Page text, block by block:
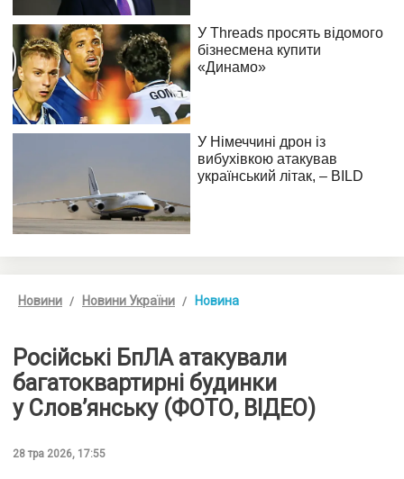
Новини Новини України Новина
Російські БпЛА атакували
багатоквартирні будинки
у Слов’янську (ФОТО, ВІДЕО)
28 тра 2026, 17:55